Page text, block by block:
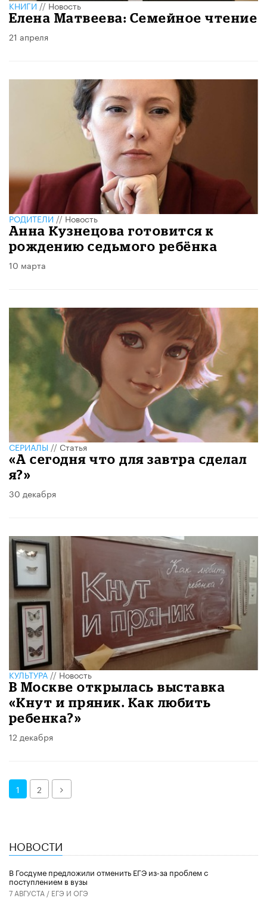
КНИГИ//Новость
Елена Матвеева: Семейное чтение
21 апреля
РОДИТЕЛИ//Новость
Анна Кузнецова готовится к
рождению седьмого ребёнка
10 марта
СЕРИАЛЫ//Статья
«А сегодня что для завтра сделал
я?»
30 декабря
КУЛЬТУРА//Новость
В Москве открылась выставка
«Кнут и пряник. Как любить
ребенка?»
12 декабря
1 2 Далее
НОВОСТИ
В Госдуме предложили отменить ЕГЭ из-за проблем с
поступлением в вузы
7 АВГУСТА / ЕГЭ И ОГЭ